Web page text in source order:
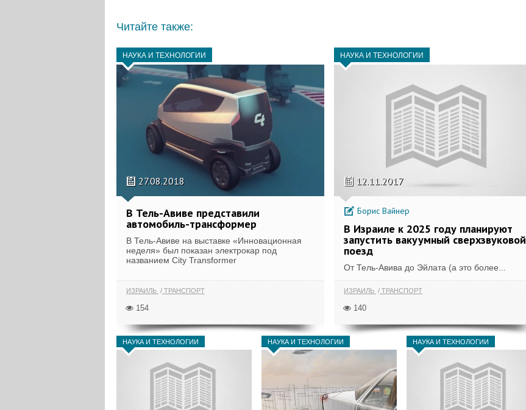
Читайте также:
НАУКА И ТЕХНОЛОГИИ
27.08.2018
В Тель-Авиве представили
автомобиль-трансформер
В Тель-Авиве на выставке «Инновационная
неделя» был показан электрокар под
названием City Transformer
ИЗРАИЛЬ ТРАНСПОРТ
154
НАУКА И ТЕХНОЛОГИИ
12.11.2017
Борис Вайнер
В Израиле к 2025 году планируют
запустить вакуумный сверхзвуковой
поезд
От Тель-Авива до Эйлата (а это более...
ИЗРАИЛЬ ТРАНСПОРТ
140
НАУКА И ТЕХНОЛОГИИ НАУКА И ТЕХНОЛОГИИ НАУКА И ТЕХНОЛОГИИ